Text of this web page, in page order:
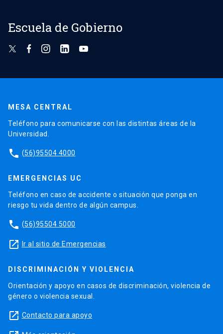
Escuela de Gobierno
MESA CENTRAL
Teléfono para comunicarse con las distintas áreas de la
Universidad.
phone (56)95504 4000
EMERGENCIAS UC
Teléfono en caso de accidente o situación que ponga en
riesgo tu vida dentro de algún campus.
phone (56)95504 5000
launch Ir al sitio de Emergencias
DISCRIMINACIÓN Y VIOLENCIA
Orientación y apoyo en casos de discriminación, violencia de
género o violencia sexual.
launch Contacto para apoyo